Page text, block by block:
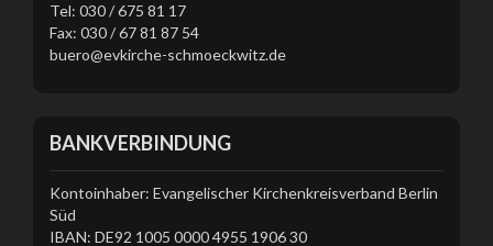
Tel: 030 / 675 81 17
Fax: 030 / 67 81 87 54
buero@evkirche-schmoeckwitz.de
BANKVERBINDUNG
Kontoinhaber: Evangelischer Kirchenkreisverband Berlin
Süd
IBAN: DE92 1005 0000 4955 1906 30